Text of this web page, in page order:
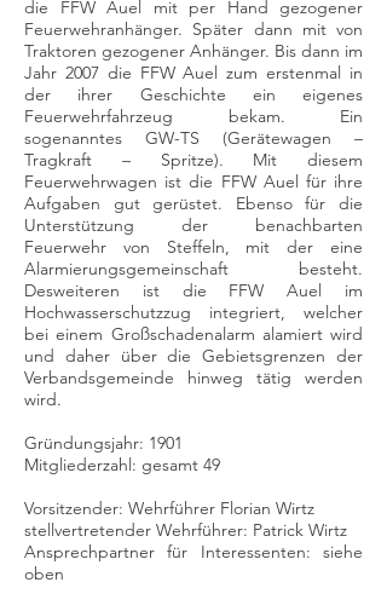
die FFW Auel mit per Hand gezogener
Feuerwehranhänger. Später dann mit von
Traktoren gezogener Anhänger. Bis dann im
Jahr 2007 die FFW Auel zum erstenmal in
der ihrer Geschichte ein eigenes
Feuerwehrfahrzeug bekam. Ein
sogenanntes GW-TS (Gerätewagen –
Tragkraft – Spritze). Mit diesem
Feuerwehrwagen ist die FFW Auel für ihre
Aufgaben gut gerüstet. Ebenso für die
Unterstützung der benachbarten
Feuerwehr von Steffeln, mit der eine
Alarmierungsgemeinschaft besteht.
Desweiteren ist die FFW Auel im
Hochwasserschutzzug integriert, welcher
bei einem Großschadenalarm alamiert wird
und daher über die Gebietsgrenzen der
Verbandsgemeinde hinweg tätig werden
wird.
Gründungsjahr: 1901
Mitgliederzahl: gesamt 49
Vorsitzender: Wehrführer Florian Wirtz
stellvertretender Wehrführer: Patrick Wirtz
Ansprechpartner für Interessenten: siehe
oben